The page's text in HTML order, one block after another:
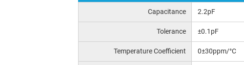
Capacitance 2.2pF
Tolerance ±0.1pF
Temperature Coefficient 0±30ppm/°C